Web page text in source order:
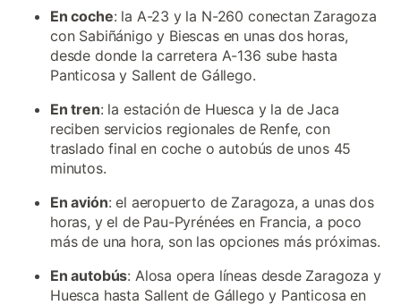
En coche: la A-23 y la N-260 conectan Zaragoza
con Sabiñánigo y Biescas en unas dos horas,
desde donde la carretera A-136 sube hasta
Panticosa y Sallent de Gállego.
En tren: la estación de Huesca y la de Jaca
reciben servicios regionales de Renfe, con
traslado final en coche o autobús de unos 45
minutos.
En avión: el aeropuerto de Zaragoza, a unas dos
horas, y el de Pau-Pyrénées en Francia, a poco
más de una hora, son las opciones más próximas.
En autobús: Alosa opera líneas desde Zaragoza y
Huesca hasta Sallent de Gállego y Panticosa en